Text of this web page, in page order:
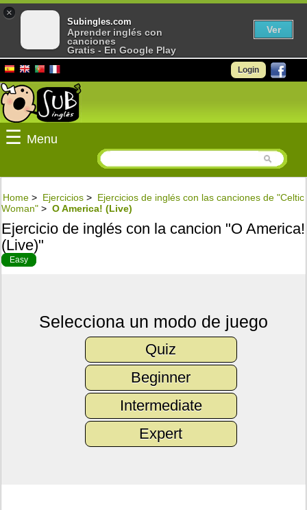
Login
☰ Menu
Home > Ejercicios > Ejercicios de inglés con las canciones de "Celtic
Woman" > O America! (Live)
Ejercicio de inglés con la cancion "O America!
(Live)"
Easy
Selecciona un modo de juego
Quiz
Beginner
Intermediate
Expert
×
Subingles.com
Aprender inglés con
canciones
Gratis - En Google Play
Ver